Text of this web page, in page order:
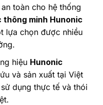
toàn cho hệ thống
thông minh Hunonic
lựa chọn được nhiều
hiệu Hunonic
và sản xuất tại Việt
dụng thực tế và thói